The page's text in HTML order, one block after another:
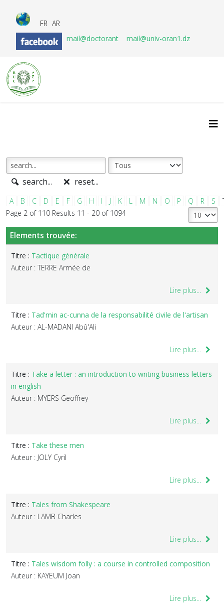
FR AR
mail@doctorant
mail@univ-oran1.dz
search... reset...
A B C D E F G H I J K L M N O P Q R S
Page 2 of 110 Results 11 - 20 of 1094
Elements trouvée:
Titre : Tactique générale
Auteur : TERRE Armée de
Lire plus...
Titre : Tad'min ac-cunna de la responsabilité civile de l'artisan
Auteur : AL-MADANI Abû'Ali
Lire plus...
Titre : Take a letter : an introduction to writing business letters
in english
Auteur : MYERS Geoffrey
Lire plus...
Titre : Take these men
Auteur : JOLY Cyril
Lire plus...
Titre : Tales from Shakespeare
Auteur : LAMB Charles
Lire plus...
Titre : Tales wisdom folly : a course in controlled composition
Auteur : KAYEUM Joan
Lire plus...